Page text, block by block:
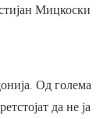
Мицкоски
Од голема
да не ја